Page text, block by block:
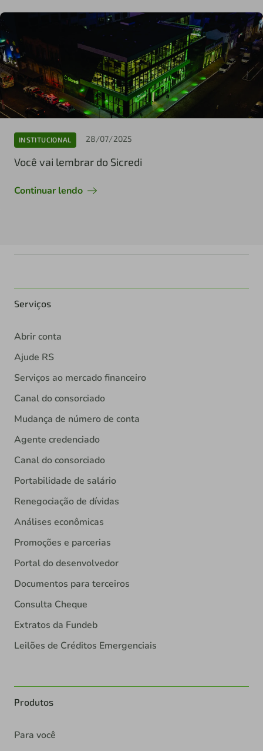
INSTITUCIONAL 28/07/2025
Você vai lembrar do Sicredi
Continuar lendo
Serviços
Abrir conta
Ajude RS
Serviços ao mercado financeiro
Canal do consorciado
Mudança de número de conta
Agente credenciado
Canal do consorciado
Portabilidade de salário
Renegociação de dívidas
Análises econômicas
Promoções e parcerias
Portal do desenvolvedor
Documentos para terceiros
Consulta Cheque
Extratos da Fundeb
Leilões de Créditos Emergenciais
Produtos
Para você